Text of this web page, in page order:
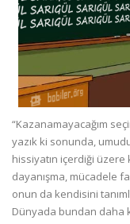
“Kazanamayacağım
yazık ki sonunda,
hissiyatın içerdiği
dayanışma, mücadele
onun da kendisini
Dünyada bundan daha